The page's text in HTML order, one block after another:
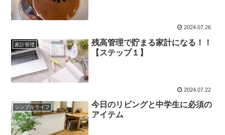
2024.07.26
家計管理
残高管理で貯まる家計になる！！
【ステップ１】
2024.07.22
シンプルライフ
今日のリビングと中学生に必須の
アイテム